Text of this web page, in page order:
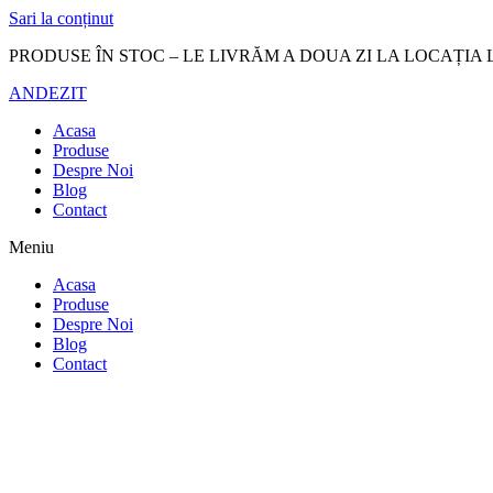
Sari la conținut
PRODUSE ÎN STOC – LE LIVRĂM A DOUA ZI LA LOCAȚIA
ANDEZIT
Acasa
Produse
Despre Noi
Blog
Contact
Meniu
Acasa
Produse
Despre Noi
Blog
Contact